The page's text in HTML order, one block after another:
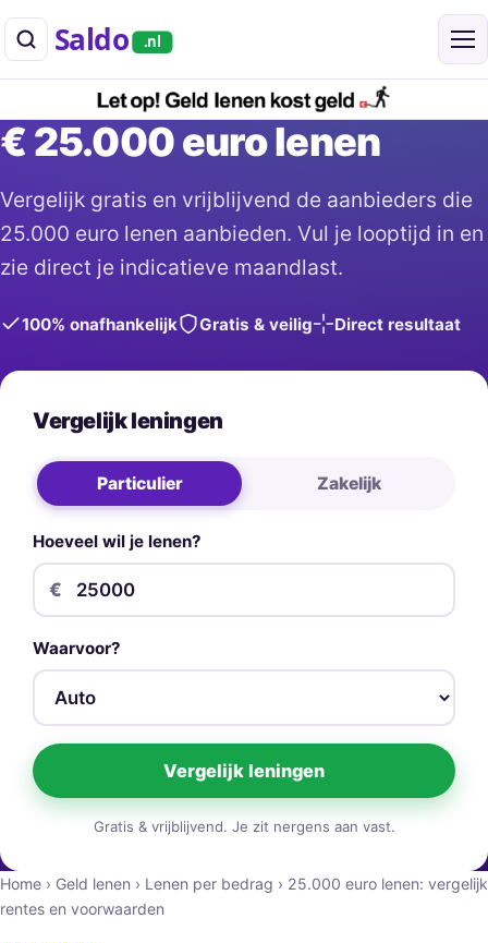
Saldo .nl
Vergelijk leningen
Particulier Zakelijk
Hoeveel wil je lenen?
€
Waarvoor?
Vergelijk leningen
Gratis & vrijblijvend. Je zit nergens aan vast.
€ 25.000 euro lenen
Vergelijk gratis en vrijblijvend de aanbieders die
25.000 euro lenen aanbieden. Vul je looptijd in en
zie direct je indicatieve maandlast.
100% onafhankelijk Gratis & veilig Direct resultaat
Home › Geld lenen › Lenen per bedrag › 25.000 euro lenen: vergelijk
rentes en voorwaarden